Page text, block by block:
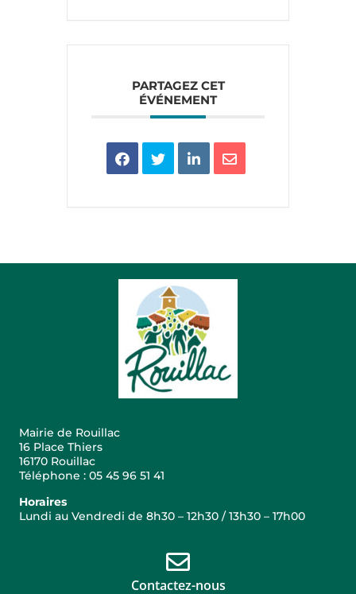
PARTAGEZ CET
ÉVÉNEMENT
Mairie de Rouillac
16 Place Thiers
16170 Rouillac
Téléphone : 05 45 96 51 41
Horaires
Lundi au Vendredi de 8h30 – 12h30 / 13h30 – 17h00
Contactez-nous